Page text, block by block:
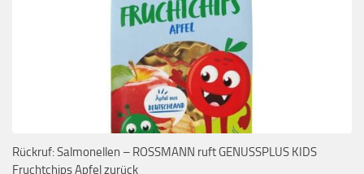
Rückruf: Salmonellen – ROSSMANN ruft GENUSSPLUS KIDS
Fruchtchips Apfel zurück